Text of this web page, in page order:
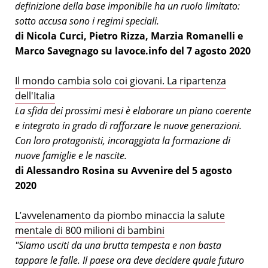
definizione della base imponibile ha un ruolo limitato:
sotto accusa sono i regimi speciali.
di Nicola Curci, Pietro Rizza, Marzia Romanelli e
Marco Savegnago su lavoce.info del 7 agosto 2020
Il mondo cambia solo coi giovani. La ripartenza
dell'Italia
La sfida dei prossimi mesi è elaborare un piano coerente
e integrato in grado di rafforzare le nuove generazioni.
Con loro protagonisti, incoraggiata la formazione di
nuove famiglie e le nascite.
di Alessandro Rosina su Avvenire del 5 agosto
2020
L’avvelenamento da piombo minaccia la salute
mentale di 800 milioni di bambini
"Siamo usciti da una brutta tempesta e non basta
tappare le falle. Il paese ora deve decidere quale futuro